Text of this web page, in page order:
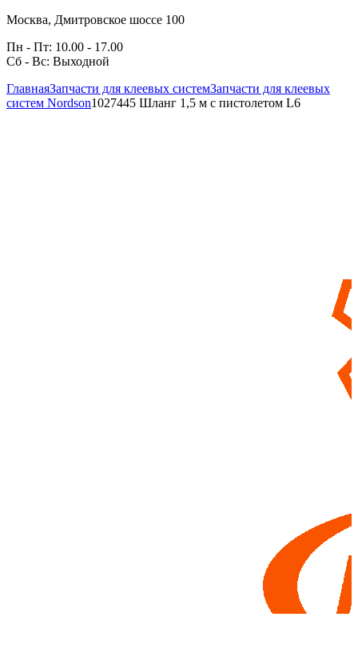
Москва, Дмитровское шоссе 100
Пн - Пт: 10.00 - 17.00
Сб - Вс: Выходной
ГлавнаяЗапчасти для клеевых системЗапчасти для клеевых
систем Nordson1027445 Шланг 1,5 м с пистолетом L6